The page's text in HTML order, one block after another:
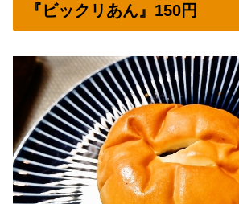
『ビックリあん』150円